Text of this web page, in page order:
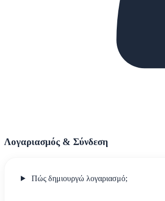
Λογαριασμός & Σύνδεση
Πώς δημιουργώ λογαριασμό;